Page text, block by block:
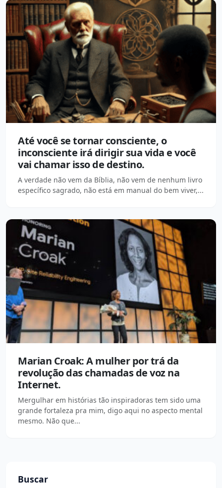
Até você se tornar consciente, o
inconsciente irá dirigir sua vida e você
vai chamar isso de destino.
A verdade não vem da Bíblia, não vem de nenhum livro
específico sagrado, não está em manual do bem viver,...
Marian Croak: A mulher por trá da
revolução das chamadas de voz na
Internet.
Mergulhar em histórias tão inspiradoras tem sido uma
grande fortaleza pra mim, digo aqui no aspecto mental
mesmo. Não que...
Buscar